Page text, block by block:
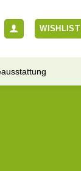
WISHLIST